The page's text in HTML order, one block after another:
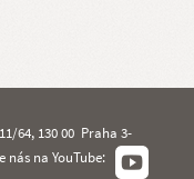
64, 130 00 Praha 3-
nás na YouTube: